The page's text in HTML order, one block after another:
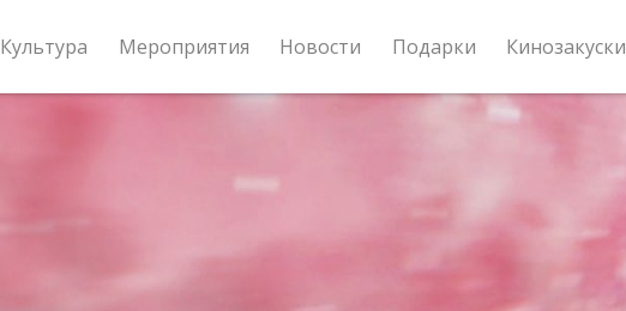
Культура Мероприятия Новости Подарки Кинозакуски